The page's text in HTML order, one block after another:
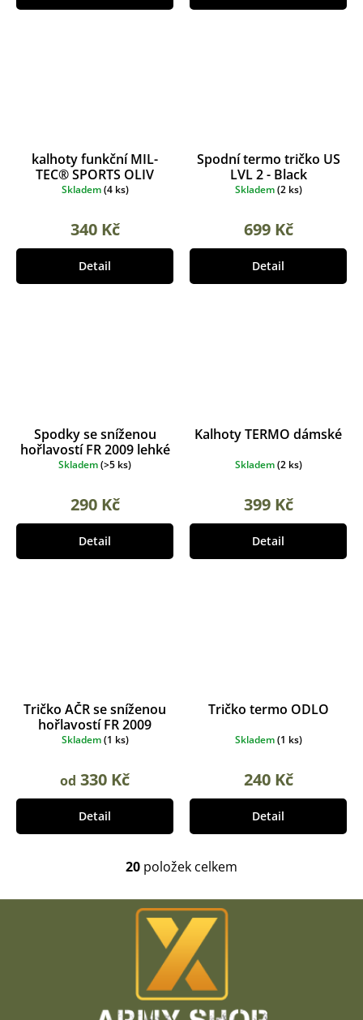
kalhoty funkční MIL-
TEC® SPORTS OLIV
Skladem(4 ks)
340 Kč
Detail
Spodní termo tričko US
LVL 2 - Black
Skladem(2 ks)
699 Kč
Detail
Spodky se sníženou
hořlavostí FR 2009 lehké
Skladem(>5 ks)
290 Kč
Detail
Kalhoty TERMO dámské
Skladem(2 ks)
399 Kč
Detail
Tričko AČR se sníženou
hořlavostí FR 2009
Skladem(1 ks)
od 330 Kč
Detail
Tričko termo ODLO
Skladem(1 ks)
240 Kč
Detail
O
l
á
d
c
í
p
20 položek celkem
Z